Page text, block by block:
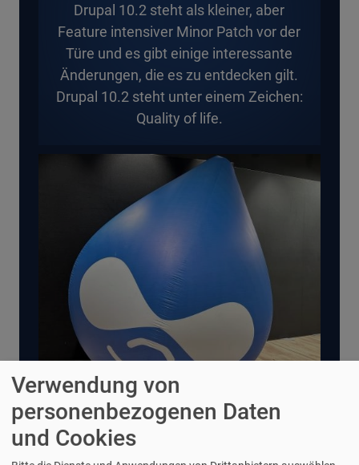
Drupal 10.2 steht als kleiner, aber
Feature intensiver Minor Patch vor der
Türe und es gibt einige interessante
Änderungen, die es zu entdecken gilt.
Drupal 10.2 steht unter einem Zeichen:
Quality of life.
24.10.2023
Verwendung von
personenbezogenen Daten
und Cookies